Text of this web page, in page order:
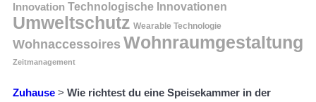
Innovation Technologische Innovationen
Umweltschutz Wearable Technologie
Wohnaccessoires Wohnraumgestaltung
Zeitmanagement
Zuhause > Wie richtest du eine Speisekammer in der